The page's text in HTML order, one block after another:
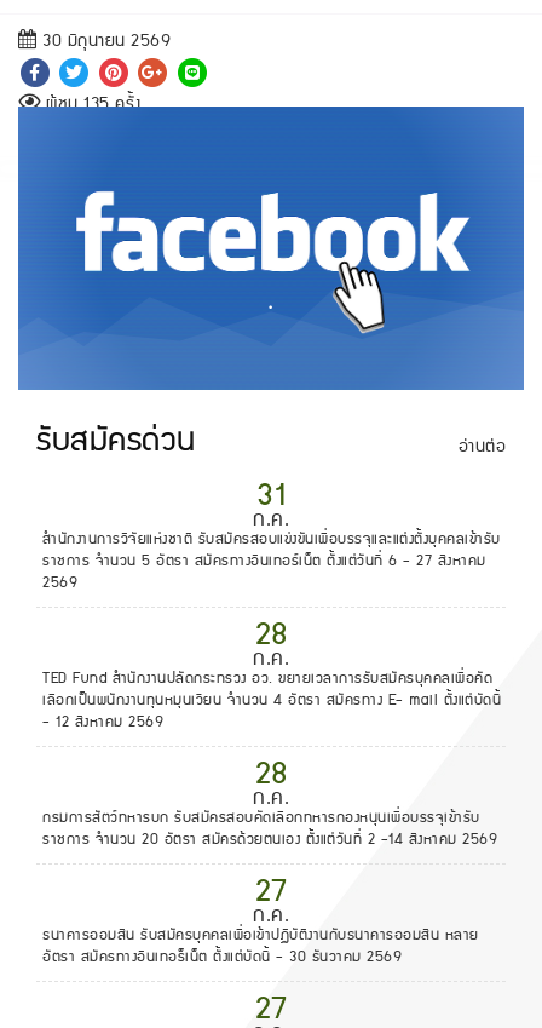
30 มิถุนายน 2569
ผู้ชม 135 ครั้ง
.
รับสมัครด่วน อ่านต่อ
31
ก.ค.
สำนักงานการวิจัยแห่งชาติ รับสมัครสอบแข่งขันเพื่อบรรจุและแต่งตั้งบุคคลเข้ารับ
ราชการ จำนวน 5 อัตรา สมัครทางอินเทอร์เน็ต ตั้งแต่วันที่ 6 - 27 สิงหาคม
2569
28
ก.ค.
TED Fund สำนักงานปลัดกระทรวง อว. ขยายเวลาการรับสมัครบุคคลเพื่อคัด
เลือกเป็นพนักงานทุนหมุนเวียน จำนวน 4 อัตรา สมัครทาง E- mail ตั้งแต่บัดนี้
- 12 สิงหาคม 2569
28
ก.ค.
กรมการสัตว์ทหารบก รับสมัครสอบคัดเลือกทหารกองหนุนเพื่อบรรจุเข้ารับ
ราชการ จำนวน 20 อัตรา สมัครด้วยตนเอง ตั้งแต่วันที่ 2 -14 สิงหาคม 2569
27
ก.ค.
ธนาคารออมสิน รับสมัครบุคคลเพื่อเข้าปฏิบัติงานกับธนาคารออมสิน หลาย
อัตรา สมัครทางอินเทอร็เน็ต ตั้งแต่บัดนี้ - 30 ธันวาคม 2569
27